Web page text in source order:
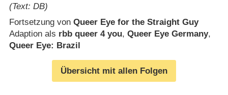
(Text: DB)
Fortsetzung von Queer Eye for the Straight Guy
Adaption als rbb queer 4 you, Queer Eye Germany,
Queer Eye: Brazil
Übersicht mit allen Folgen